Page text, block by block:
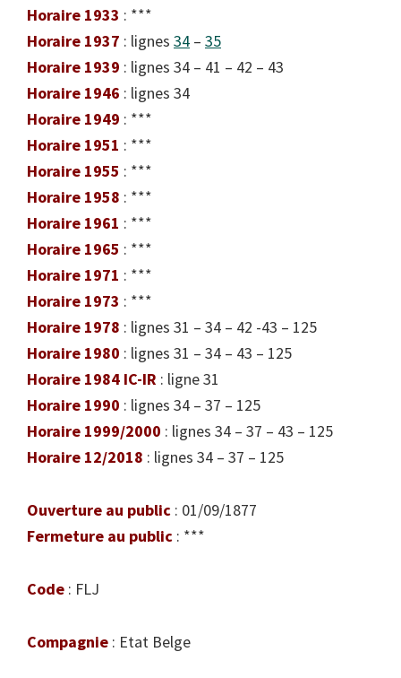
Horaire 1933 : ***
Horaire 1937 : lignes 34 – 35
Horaire 1939 : lignes 34 – 41 – 42 – 43
Horaire 1946 : lignes 34
Horaire 1949 : ***
Horaire 1951 : ***
Horaire 1955 : ***
Horaire 1958 : ***
Horaire 1961 : ***
Horaire 1965 : ***
Horaire 1971 : ***
Horaire 1973 : ***
Horaire 1978 : lignes 31 – 34 – 42 -43 – 125
Horaire 1980 : lignes 31 – 34 – 43 – 125
Horaire 1984 IC-IR : ligne 31
Horaire 1990 : lignes 34 – 37 – 125
Horaire 1999/2000 : lignes 34 – 37 – 43 – 125
Horaire 12/2018 : lignes 34 – 37 – 125
Ouverture au public : 01/09/1877
Fermeture au public : ***
Code : FLJ
Compagnie : Etat Belge